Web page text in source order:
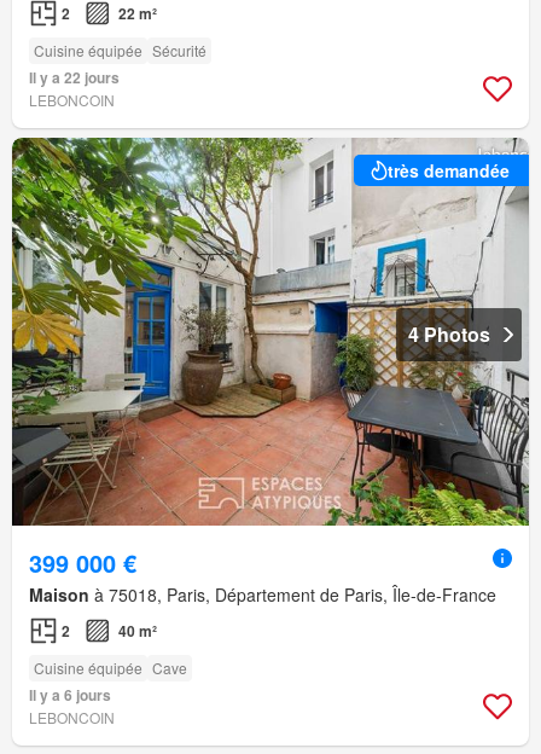
2 22 m²
Cuisine équipée Sécurité
Il y a 22 jours
LEBONCOIN
très demandée
4 Photos
399 000 €
Maison à 75018, Paris, Département de Paris, Île-de-France
2 40 m²
Cuisine équipée Cave
Il y a 6 jours
LEBONCOIN